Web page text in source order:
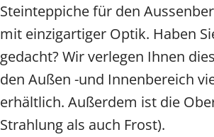
Steinteppiche für den
mit einzigartiger Optik. Haben
gedacht? Wir verlegen Ihnen
den Außen -und Innenbereich
erhältlich. Außerdem ist die
Strahlung als auch Frost).